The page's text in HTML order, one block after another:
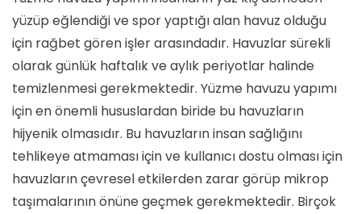
yüzüp eğlendiği ve spor yaptığı alan havuz olduğu
için rağbet gören işler arasındadır. Havuzlar sürekli
olarak günlük haftalık ve aylık periyotlar halinde
temizlenmesi gerekmektedir. Yüzme havuzu yapımı
için en önemli hususlardan biride bu havuzların
hijyenik olmasıdır. Bu havuzların insan sağlığını
tehlikeye atmaması için ve kullanıcı dostu olması için
havuzların çevresel etkilerden zarar görüp mikrop
taşımalarının önüne geçmek gerekmektedir. Birçok